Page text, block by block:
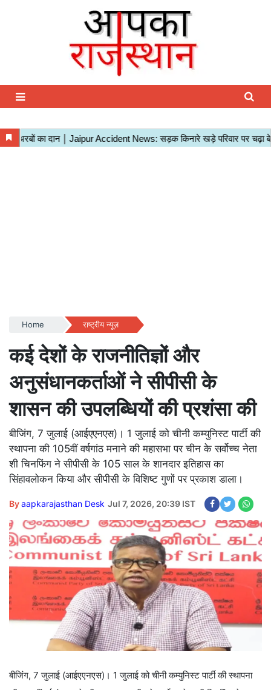
Home राष्ट्रीय न्यूज़
कई देशों के राजनीतिज्ञों और
अनुसंधानकर्ताओं ने सीपीसी के
शासन की उपलब्धियों की प्रशंसा की
बीजिंग, 7 जुलाई (आईएएनएस)। 1 जुलाई को चीनी कम्युनिस्ट पार्टी की
स्थापना की 105वीं वर्षगांठ मनाने की महासभा पर चीन के सर्वोच्च नेता
शी चिनफिंग ने सीपीसी के 105 साल के शानदार इतिहास का
सिंहावलोकन किया और सीपीसी के विशिष्ट गुणों पर प्रकाश डाला।
Byaapkarajasthan Desk Jul 7, 2026, 20:39 IST
बीजिंग, 7 जुलाई (आईएएनएस)। 1 जुलाई को चीनी कम्युनिस्ट पार्टी की स्थापना